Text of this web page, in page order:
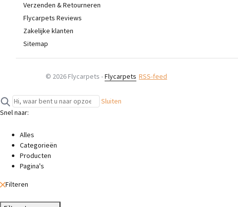
Verzenden & Retourneren
Flycarpets Reviews
Zakelijke klanten
Sitemap
© 2026 Flycarpets -Flycarpets RSS-feed
Sluiten
Snel naar:
Alles
Categorieën
Producten
Pagina's
Filteren